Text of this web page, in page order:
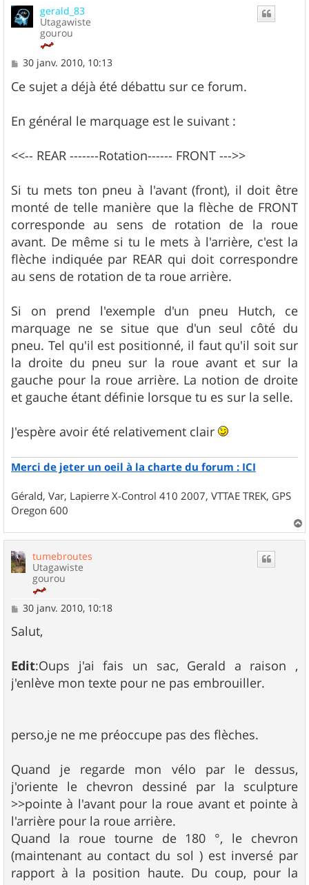
gerald_83
Utagawiste
gourou
M
s
s
g
e
30 janv. 2010, 10:13
Ce sujet a déjà été débattu sur ce forum.
En général le marquage est le suivant :
<<-- REAR -------Rotation------ FRONT --->>
Si tu mets ton pneu à l'avant (front), il doit être
monté de telle manière que la flèche de FRONT
corresponde au sens de rotation de la roue
avant. De même si tu le mets à l'arrière, c'est la
flèche indiquée par REAR qui doit correspondre
au sens de rotation de ta roue arrière.
Si on prend l'exemple d'un pneu Hutch, ce
marquage ne se situe que d'un seul côté du
pneu. Tel qu'il est positionné, il faut qu'il soit sur
la droite du pneu sur la roue avant et sur la
gauche pour la roue arrière. La notion de droite
et gauche étant définie lorsque tu es sur la selle.
J'espère avoir été relativement clair
Merci de jeter un oeil à la charte du forum : ICI
Gérald, Var, Lapierre X-Control 410 2007, VTTAE TREK, GPS
Oregon 600
a
tumebroutes
Utagawiste
gourou
M
s
s
g
e
30 janv. 2010, 10:18
Salut,
Edit:Oups j'ai fais un sac, Gerald a raison ,
j'enlève mon texte pour ne pas embrouiller.
perso,je ne me préoccupe pas des flèches.
Quand je regarde mon vélo par le dessus,
j'oriente le chevron dessiné par la sculpture
>>pointe à l'avant pour la roue avant et pointe à
l'arrière pour la roue arrière.
Quand la roue tourne de 180 °, le chevron
(maintenant au contact du sol ) est inversé par
rapport à la position haute. Du coup, pour la